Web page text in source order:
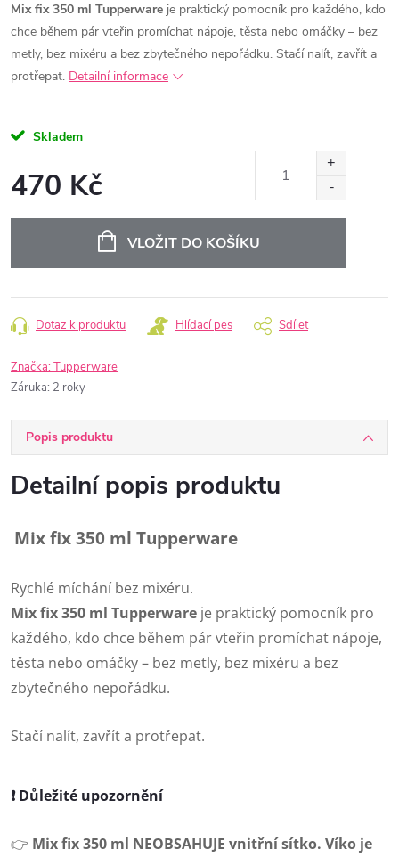
Mix fix 350 ml Tupperware je praktický pomocník pro každého, kdo
chce během pár vteřin promíchat nápoje, těsta nebo omáčky – bez
metly, bez mixéru a bez zbytečného nepořádku. Stačí nalít, zavřít a
protřepat. Detailní informace
Skladem
470 Kč
VLOŽIT DO KOŠÍKU
Dotaz k produktu Hlídací pes Sdílet
Značka:Tupperware
Záruka: 2 roky
Popis produktu
Detailní popis produktu
Mix fix 350 ml Tupperware
Rychlé míchání bez mixéru.
Mix fix 350 ml Tupperware je praktický pomocník pro
každého, kdo chce během pár vteřin promíchat nápoje,
těsta nebo omáčky – bez metly, bez mixéru a bez
zbytečného nepořádku.
Stačí nalít, zavřít a protřepat.
❗Důležité upozornění
👉 Mix fix 350 ml NEOBSAHUJE vnitřní sítko. Víko je